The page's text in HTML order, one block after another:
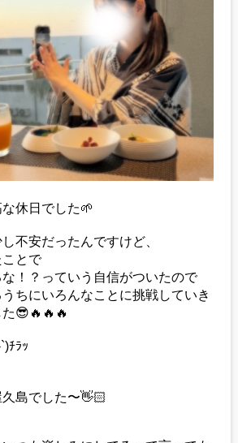
休日でした🌱‬‪
不安だったんですけど、
とで
！？っていう自信がついたので
ちにいろんなことに挑戦していき
😎🔥🔥🔥
ﾁﾗｯ
島でした〜👋🏻‪